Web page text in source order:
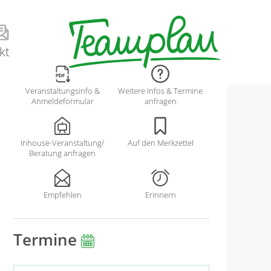
Veranstaltungsinfo &
Anmeldeformular
Weitere Infos & Termine
anfragen
Inhouse-Veranstaltung/
Beratung anfragen
Auf den Merkzettel
Empfehlen Erinnern
Termine